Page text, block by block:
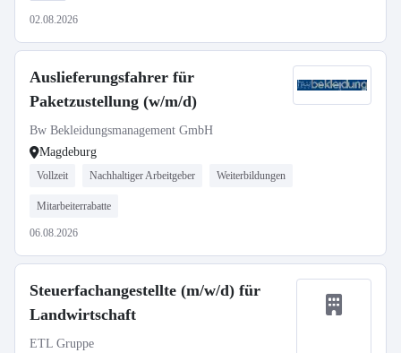
02.08.2026
Auslieferungsfahrer für
Paketzustellung (w/m/d)
Bw Bekleidungsmanagement GmbH
Magdeburg
Vollzeit Nachhaltiger Arbeitgeber Weiterbildungen
Mitarbeiterrabatte
06.08.2026
Steuerfachangestellte (m/w/d) für
Landwirtschaft
ETL Gruppe